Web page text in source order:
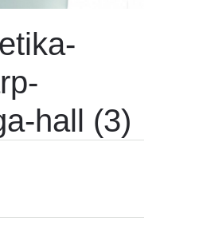
hall (3)